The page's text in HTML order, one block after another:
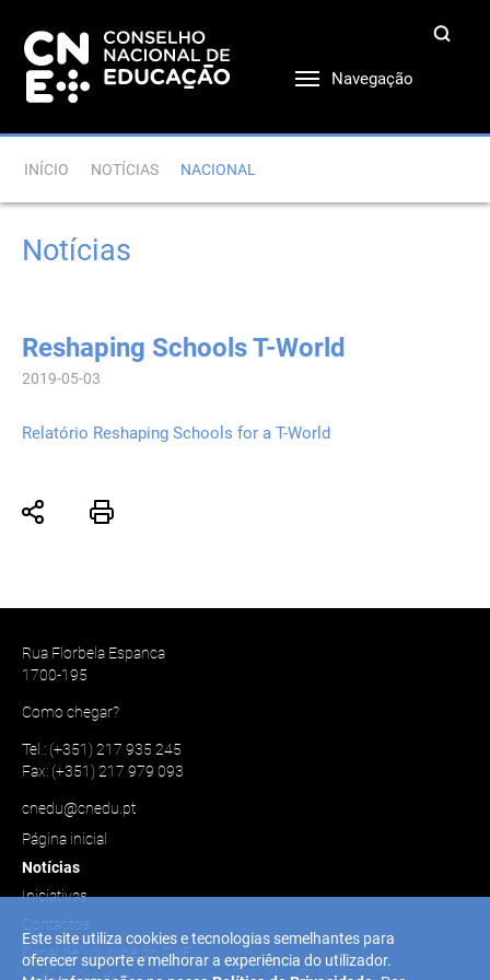
Navegação
INÍCIO NOTÍCIAS NACIONAL
Notícias
Reshaping Schools T-World
2019-05-03
Relatório Reshaping Schools for a T-World
Rua Florbela Espanca
1700-195
Como chegar?
Tel.: (+351) 217 935 245
Fax: (+351) 217 979 093
cnedu@cnedu.pt
Página inicial
Notícias
Iniciativas
Contactos
Canal de Youtube do CNE
Este site utiliza cookies e tecnologias semelhantes para
oferecer suporte e melhorar a experiência do utilizador.